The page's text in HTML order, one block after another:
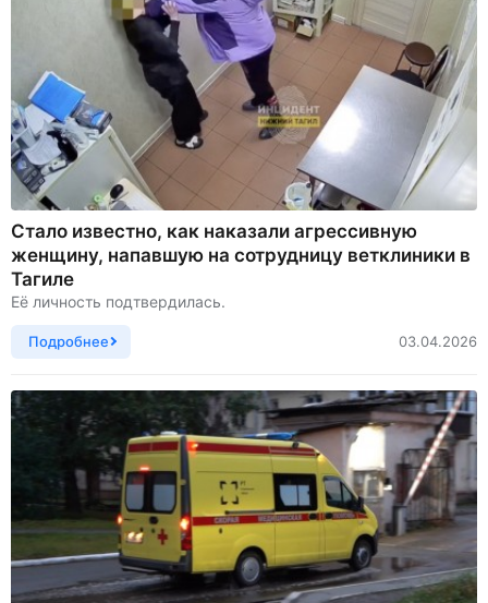
Стало известно, как наказали агрессивную
женщину, напавшую на сотрудницу ветклиники в
Тагиле
Её личность подтвердилась.
Подробнее 03.04.2026